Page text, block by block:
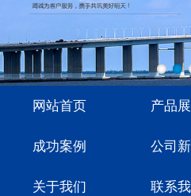
网站首页 产品
成功案例 公司
关于我们 联系